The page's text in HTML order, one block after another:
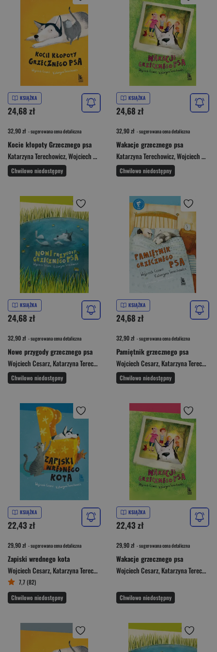
KSIĄŻKA
24,68 zł
32,90 zł - sugerowana cena detaliczna
Kocie kłopoty Grzecznego psa
Katarzyna Terechowicz,Wojciech Cesarz
Chwilowo niedostępny
KSIĄŻKA
24,68 zł
32,90 zł - sugerowana cena detaliczna
Wakacje grzecznego psa
Katarzyna Terechowicz,Wojciech Cesarz
Chwilowo niedostępny
KSIĄŻKA
24,68 zł
32,90 zł - sugerowana cena detaliczna
Nowe przygody grzecznego psa
Wojciech Cesarz,Katarzyna Terechowicz Katarzyna Terechowicz Wojciech Cesarz
Chwilowo niedostępny
KSIĄŻKA
24,68 zł
32,90 zł - sugerowana cena detaliczna
Pamiętnik grzecznego psa
Wojciech Cesarz,Katarzyna Terechowicz
Chwilowo niedostępny
KSIĄŻKA
22,43 zł
29,90 zł - sugerowana cena detaliczna
Zapiski wrednego kota
Wojciech Cesarz,Katarzyna Terechowicz
7,7 (82)
Chwilowo niedostępny
KSIĄŻKA
22,43 zł
29,90 zł - sugerowana cena detaliczna
Wakacje grzecznego psa
Wojciech Cesarz,Katarzyna Terechowicz
Chwilowo niedostępny